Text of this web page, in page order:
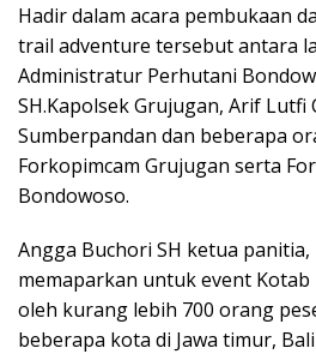
Hadir dalam acara pembukaan
trail adventure tersebut antara
Administratur Perhutani
SH.Kapolsek Grujugan, Arif Lutfi
Sumberpandan dan beberapa
Forkopimcam Grujugan serta
Bondowoso.
Angga Buchori SH ketua panitia,
memaparkan untuk event
oleh kurang lebih 700 orang
beberapa kota di Jawa timur,